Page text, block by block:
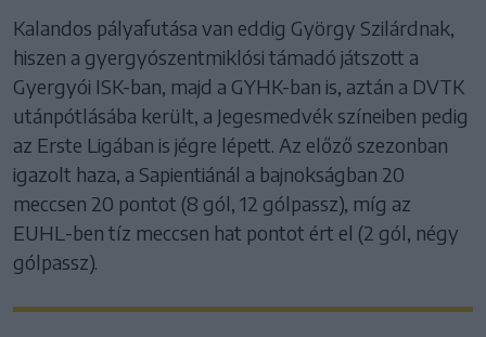
Kalandos pályafutása van eddig György Szilárdnak,
hiszen a gyergyószentmiklósi támadó játszott a
Gyergyói ISK-ban, majd a GYHK-ban is, aztán a DVTK
utánpótlásába került, a Jegesmedvék színeiben pedig
az Erste Ligában is jégre lépett. Az előző szezonban
igazolt haza, a Sapientiánál a bajnokságban 20
meccsen 20 pontot (8 gól, 12 gólpassz), míg az
EUHL-ben tíz meccsen hat pontot ért el (2 gól, négy
gólpassz).